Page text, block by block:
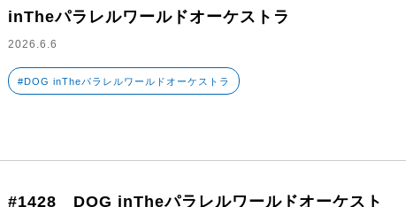
inTheパラレルワールドオーケストラ
2026.6.6
#DOG inTheパラレルワールドオーケストラ
#1428 DOG inTheパラレルワールドオーケスト